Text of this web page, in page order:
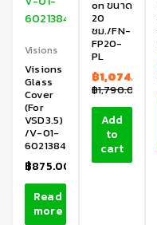
Visions
Visions
Glass
Cover
(For
VSD3.5)
/V-01-
6021384
฿875.00
Read
more
on ขนาด
20
ชม./FN-
FP20-
PL
฿1,790.00
฿1,074.00
Add
to
cart